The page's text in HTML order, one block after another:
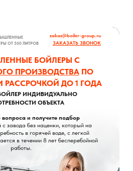
вопроса и получите подбор
с завода без наценки, который на
в горячей воде, с легкой
в течении 8 лет бесперебойной
работы.
БОЙЛЕРЫ С
ПРОИЗВОДСТВАПО
РАССРОЧКОЙ ДО 1 ГОДА
ИНДИВИДУАЛЬНО
ОБЪЕКТА
ОТ 500 ЛИТРОВ
zakaz@boiler-group.ru
ЗАКАЗАТЬ ЗВОНОК